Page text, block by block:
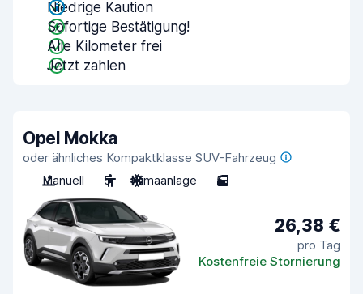
Niedrige Kaution
Sofortige Bestätigung!
Alle Kilometer frei
Jetzt zahlen
Opel Mokka
oder ähnliches Kompaktklasse SUV-Fahrzeug
Manuell
5 Klimaanlage 5
26,38 €
pro Tag
Kostenfreie Stornierung